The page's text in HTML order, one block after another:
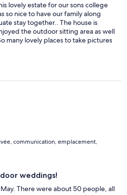
lovely estate for our sons college
so nice to have our family along
stay together.. The house is
the outdoor sitting area as well
many lovely places to take pictures
prior to dinner. The
and not intrusive at all. He and his
but he never once bothered us. He
definitely stay here again.
communication, emplacement,
weddings!
There were about 50 people, all